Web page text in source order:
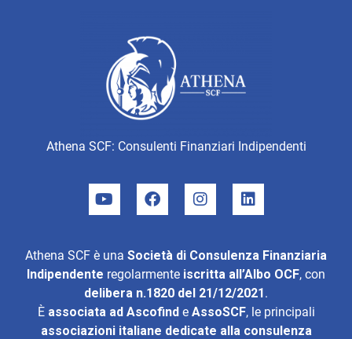
Athena SCF: Consulenti Finanziari Indipendenti
Athena SCF è una Società di Consulenza Finanziaria
Indipendente regolarmente iscritta all’Albo OCF, con
delibera n.1820 del 21/12/2021.
È associata ad Ascofinde AssoSCF, le principali
associazioni italiane dedicate alla consulenza